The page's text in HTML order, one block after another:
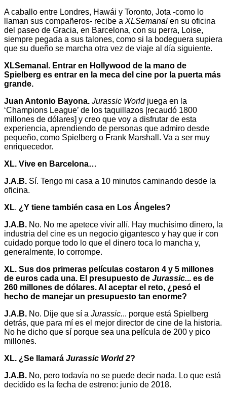
A caballo entre Londres, Hawái y Toronto, Jota -como lo
llaman sus compañeros- recibe a XLSemanal en su oficina
del paseo de Gracia, en Barcelona, con su perra, Loise,
siempre pegada a sus talones, como si la bodeguera supiera
que su dueño se marcha otra vez de viaje al día siguiente.
XLSemanal. Entrar en Hollywood de la mano de
Spielberg es entrar en la meca del cine por la puerta más
grande.
Juan Antonio Bayona. Jurassic World juega en la
‘Champions League’ de los taquillazos [recaudó 1800
millones de dólares] y creo que voy a disfrutar de esta
experiencia, aprendiendo de personas que admiro desde
pequeño, como Spielberg o Frank Marshall. Va a ser muy
enriquecedor.
XL. Vive en Barcelona…
J.A.B. Sí. Tengo mi casa a 10 minutos caminando desde la
oficina.
XL. ¿Y tiene también casa en Los Ángeles?
J.A.B. No. No me apetece vivir allí. Hay muchísimo dinero, la
industria del cine es un negocio gigantesco y hay que ir con
cuidado porque todo lo que el dinero toca lo mancha y,
generalmente, lo corrompe.
XL. Sus dos primeras películas costaron 4 y 5 millones
de euros cada una. El presupuesto de Jurassic... es de
260 millones de dólares. Al aceptar el reto, ¿pesó el
hecho de manejar un presupuesto tan enorme?
J.A.B. No. Dije que sí a Jurassic... porque está Spielberg
detrás, que para mí es el mejor director de cine de la historia.
No he dicho que sí porque sea una película de 200 y pico
millones.
XL. ¿Se llamará Jurassic World 2?
J.A.B. No, pero todavía no se puede decir nada. Lo que está
decidido es la fecha de estreno: junio de 2018.